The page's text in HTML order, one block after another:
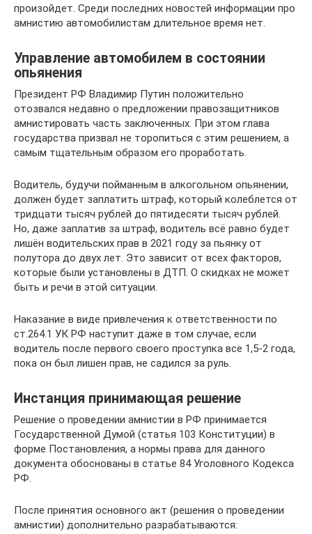
произойдет. Среди последних новостей информации про
амнистию автомобилистам длительное время нет.
Управление автомобилем в состоянии
опьянения
Президент РФ Владимир Путин положительно
отозвался недавно о предложении правозащитников
амнистировать часть заключенных. При этом глава
государства призвал не торопиться с этим решением, а
самым тщательным образом его проработать.
Водитель, будучи пойманным в алкогольном опьянении,
должен будет заплатить штраф, который колеблется от
тридцати тысяч рублей до пятидесяти тысяч рублей.
Но, даже заплатив за штраф, водитель всё равно будет
лишён водительских прав в 2021 году за пьянку от
полутора до двух лет. Это зависит от всех факторов,
которые были установлены в ДТП. О скидках не может
быть и речи в этой ситуации.
Наказание в виде привлечения к ответственности по
ст.264.1 УК РФ наступит даже в том случае, если
водитель после первого своего проступка все 1,5-2 года,
пока он был лишен прав, не садился за руль.
Инстанция принимающая решение
Решение о проведении амнистии в РФ принимается
Государственной Думой (статья 103 Конституции) в
форме Постановления, а нормы права для данного
документа обоснованы в статье 84 Уголовного Кодекса
РФ.
После принятия основного акт (решения о проведении
амнистии) дополнительно разрабатываются: